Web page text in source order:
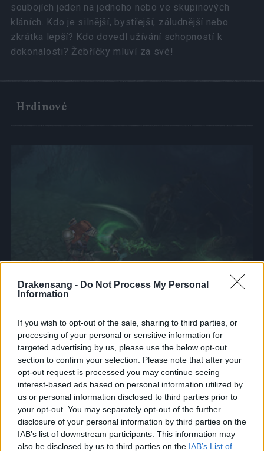
Drakensang - Do Not Process My Personal
Information
If you wish to opt-out of the sale, sharing to third parties, or
processing of your personal or sensitive information for
targeted advertising by us, please use the below opt-out
section to confirm your selection. Please note that after your
opt-out request is processed you may continue seeing
interest-based ads based on personal information utilized by
us or personal information disclosed to third parties prior to
your opt-out. You may separately opt-out of the further
disclosure of your personal information by third parties on the
IAB’s list of downstream participants. This information may
also be disclosed by us to third parties on the IAB’s List of
soubojích jeden na jednoho nebo ve skupinových
kláních. Kdo je silnější, bystřejší, záludnější nebo
zkrátka lepší? Kdo dovedl užívání schopností k
dokonalosti? Žebříčky mluví za své!
Hrdinové
Ve jménu rovnováhy.
Ranger
Rangerové Dracanie jsou proslulí svým smrtícím